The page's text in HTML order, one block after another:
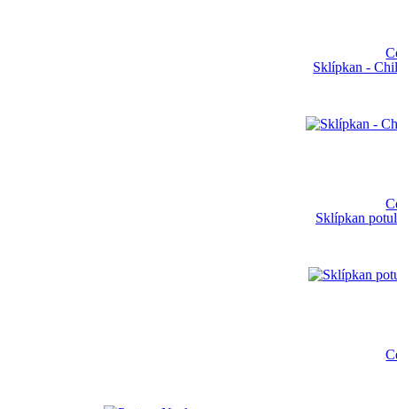
Sklípkan -
Sklípkan